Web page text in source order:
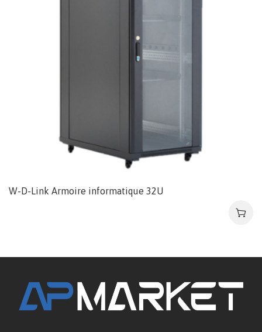
W-D-Link Armoire informatique 32U